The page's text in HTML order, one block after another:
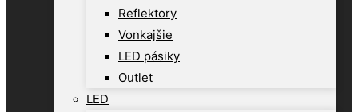
Reflektory
Vonkajšie
LED pásiky
Outlet
LED